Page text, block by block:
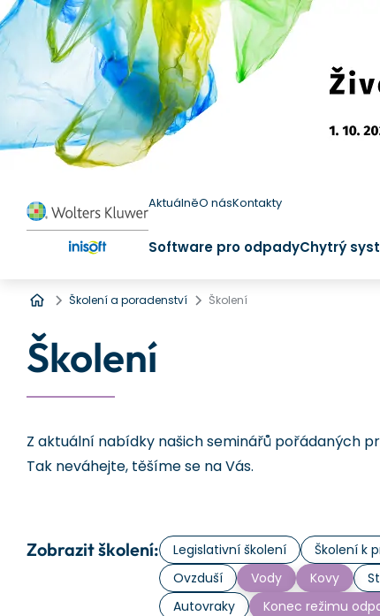
AktuálněO násKontakty
Software pro odpadyChytrý
Úvod
Školení a poradenství Školení
Školení
Z aktuální nabídky našich seminářů pořádaných
Tak neváhejte, těšíme se na Vás.
Zobrazit školení: Legislativní školení Školení k
Ovzduší
Vody Kovy
Autovraky
Konec režimu